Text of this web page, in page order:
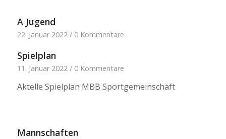
A Jugend
22. Januar 2022 / 0 Kommentare
Spielplan
11. Januar 2022 / 0 Kommentare
Aktelle Spielplan MBB Sportgemeinschaft
Mannschaften